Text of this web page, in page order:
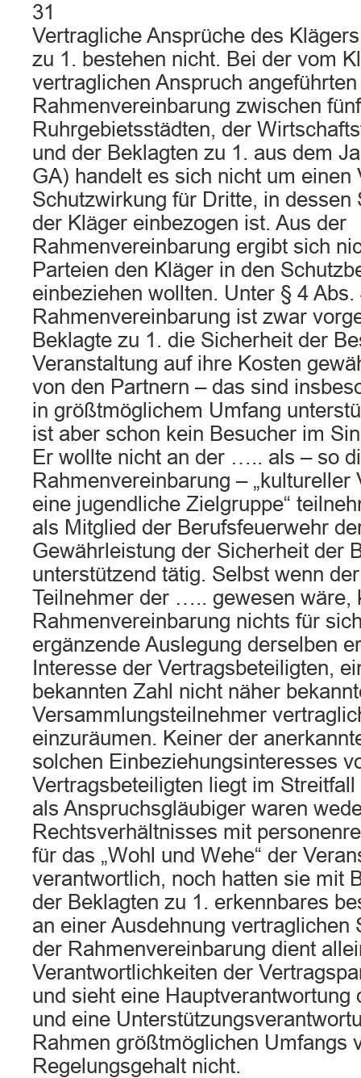
31
Vertragliche Ansprüche des
zu 1. bestehen nicht. Bei der vom
vertraglichen Anspruch angeführten
Rahmenvereinbarung zwischen fünf
Ruhrgebietsstädten, der
und der Beklagten zu 1. aus dem
GA) handelt es sich nicht um einen
Schutzwirkung für Dritte, in dessen
der Kläger einbezogen ist. Aus der
Rahmenvereinbarung ergibt sich
Parteien den Kläger in den
einbeziehen wollten. Unter § 4 Abs.
Rahmenvereinbarung ist zwar
Beklagte zu 1. die Sicherheit der
Veranstaltung auf ihre Kosten
von den Partnern – das sind
in größtmöglichem Umfang
ist aber schon kein Besucher im
Er wollte nicht an der ….. als – so
Rahmenvereinbarung – „kultureller
eine jugendliche Zielgruppe“
als Mitglied der Berufsfeuerwehr
Gewährleistung der Sicherheit der
unterstützend tätig. Selbst wenn
Teilnehmer der ….. gewesen wäre,
Rahmenvereinbarung nichts für
ergänzende Auslegung derselben
Interesse der Vertragsbeteiligten,
bekannten Zahl nicht näher
Versammlungsteilnehmer
einzuräumen. Keiner der
solchen Einbeziehungsinteresses
Vertragsbeteiligten liegt im
als Anspruchsgläubiger waren
Rechtsverhältnisses mit
für das „Wohl und Wehe“ der
verantwortlich, noch hatten sie mit
der Beklagten zu 1. erkennbares
an einer Ausdehnung vertraglichen
der Rahmenvereinbarung dient
Verantwortlichkeiten der
und sieht eine Hauptverantwortung
und eine
Rahmen größtmöglichen Umfangs
Regelungsgehalt nicht.